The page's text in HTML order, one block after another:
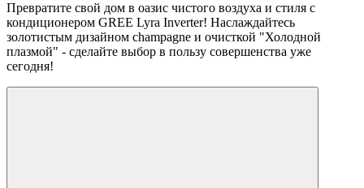
Превратите свой дом в оазис чистого воздуха и стиля с
кондиционером GREE Lyra Inverter! Наслаждайтесь
золотистым дизайном champagne и очисткой "Холодной
плазмой" - сделайте выбор в пользу совершенства уже
сегодня!